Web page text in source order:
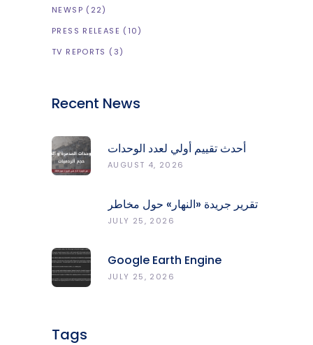
NEWSP (22)
PRESS RELEASE (10)
TV REPORTS (3)
Recent News
أحدث تقييم أولي لعدد الوحدات
المدمّرة والمتضرّرة وحجم
AUGUST 4, 2026
تقرير جريدة «النهار» حول مخاطر
حرائق الغابات في لبنان وجهود
JULY 25, 2026
Google Earth Engine
Grants CNRS-L Partner Tier
JULY 25, 2026
Tags